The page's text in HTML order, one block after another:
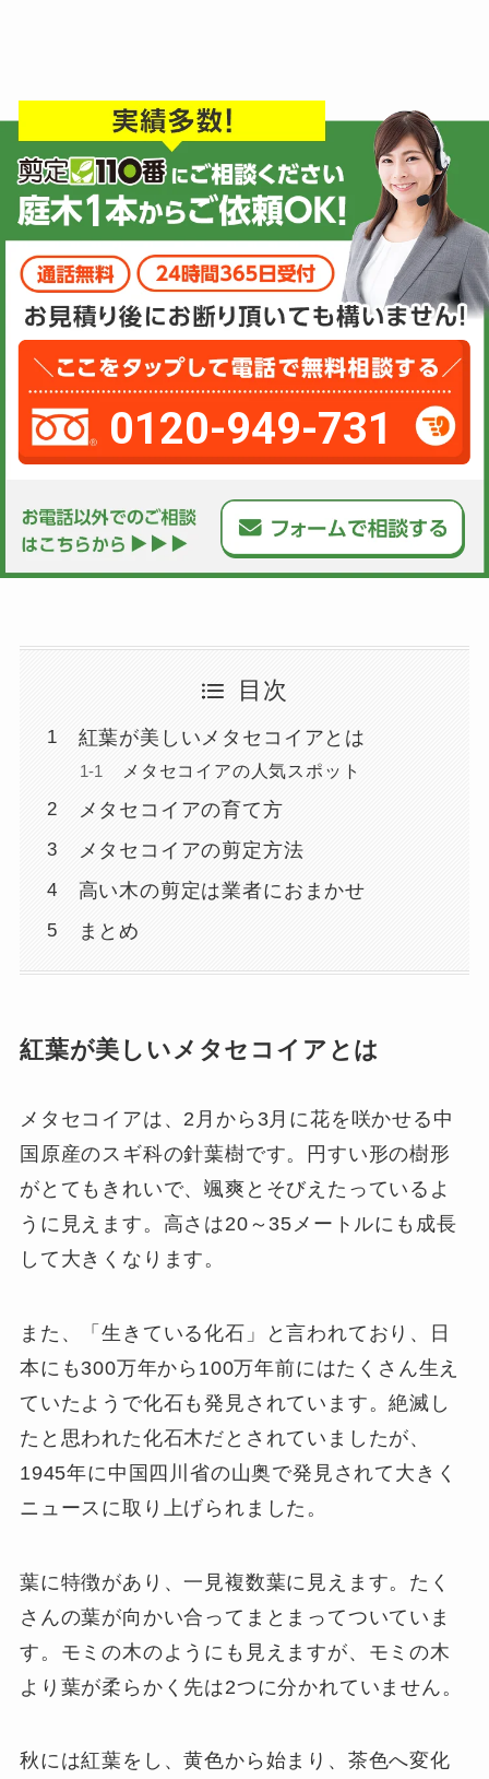
0120-949-731
目次
紅葉が美しいメタセコイアとは
メタセコイアの人気スポット
メタセコイアの育て方
メタセコイアの剪定方法
高い木の剪定は業者におまかせ
まとめ
紅葉が美しいメタセコイアとは
メタセコイアは、2月から3月に花を咲かせる中
国原産のスギ科の針葉樹です。円すい形の樹形
がとてもきれいで、颯爽とそびえたっているよ
うに見えます。高さは20～35メートルにも成長
して大きくなります。
また、「生きている化石」と言われており、日
本にも300万年から100万年前にはたくさん生え
ていたようで化石も発見されています。絶滅し
たと思われた化石木だとされていましたが、
1945年に中国四川省の山奥で発見されて大きく
ニュースに取り上げられました。
葉に特徴があり、一見複数葉に見えます。たく
さんの葉が向かい合ってまとまってついていま
す。モミの木のようにも見えますが、モミの木
より葉が柔らかく先は2つに分かれていません。
秋には紅葉をし、黄色から始まり、茶色へ変化